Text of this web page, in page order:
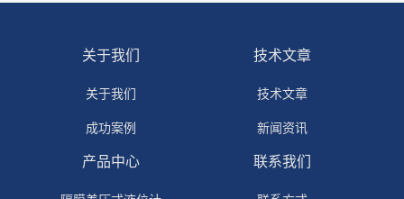
关于我们
关于我们
成功案例
技术文章
技术文章
新闻资讯
产品中心 联系我们